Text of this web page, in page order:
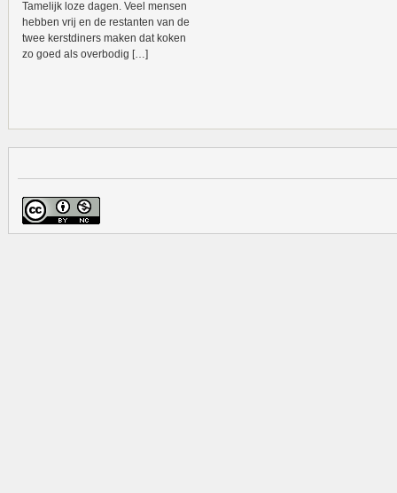
Tamelijk loze dagen. Veel mensen
hebben vrij en de restanten van de
twee kerstdiners maken dat koken
zo goed als overbodig […]